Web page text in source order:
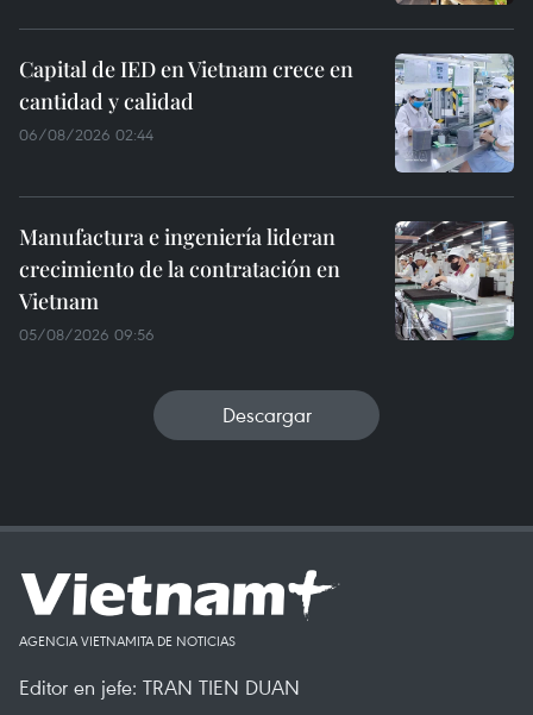
Capital de IED en Vietnam crece en
cantidad y calidad
06/08/2026 02:44
Manufactura e ingeniería lideran
crecimiento de la contratación en
Vietnam
05/08/2026 09:56
Descargar
AGENCIA VIETNAMITA DE NOTICIAS
Editor en jefe: TRAN TIEN DUAN